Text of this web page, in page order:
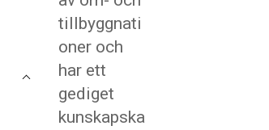
tillbyggnati
oner och
har ett
gediget
kunskapska